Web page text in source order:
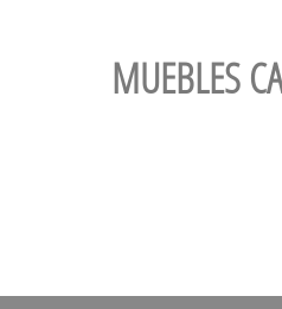
MUEBLES